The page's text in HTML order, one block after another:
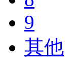
9
其他